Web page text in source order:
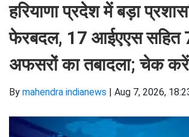
हरियाणा प्रदेश में बड़ा
फेरबदल, 17 आईएएस सहित
अफसरों का तबादला; चेक
By mahendra indianews | Aug 7, 2026,